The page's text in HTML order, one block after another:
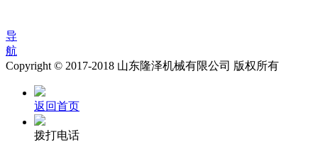
导
航
Copyright © 2017-2018 山东隆泽机械有限公司 版权所有
返回首页
拨打电话